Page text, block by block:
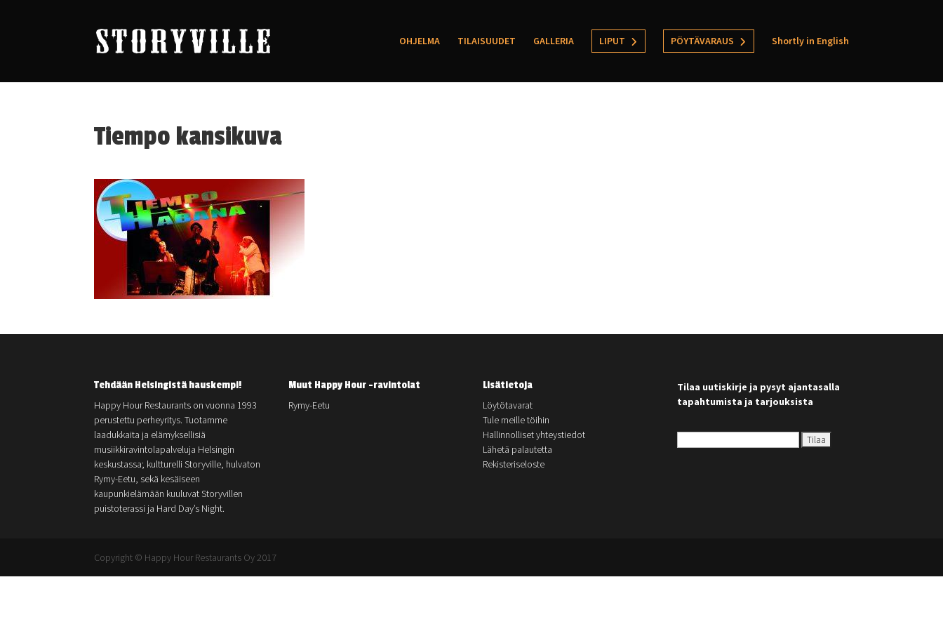
OHJELMA TILAISUUDET GALLERIA LIPUT PÖYTÄVARAUS Shortly in English
Tiempo kansikuva
Tehdään Helsingistä hauskempi!
Happy Hour Restaurants on vuonna 1993
perustettu perheyritys. Tuotamme
laadukkaita ja elämyksellisiä
musiikkiravintolapalveluja Helsingin
keskustassa; kultturelli Storyville, hulvaton
Rymy-Eetu, sekä kesäiseen
kaupunkielämään kuuluvat Storyvillen
puistoterassi ja Hard Day’s Night.
Muut Happy Hour -ravintolat
Rymy-Eetu
Lisätietoja
Löytötavarat
Tule meille töihin
Hallinnolliset yhteystiedot
Lähetä palautetta
Rekisteriseloste
Tilaa uutiskirje ja pysyt ajantasalla
tapahtumista ja tarjouksista
Copyright © Happy Hour Restaurants Oy 2017